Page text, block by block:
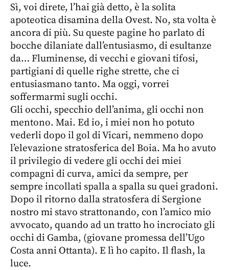
Sì, voi direte, l’hai già detto, è la solita
apoteotica disamina della Ovest. No, sta volta è
ancora di più. Su queste pagine ho parlato di
bocche dilaniate dall’entusiasmo, di esultanze
da… Fluminense, di vecchi e giovani tifosi,
partigiani di quelle righe strette, che ci
entusiasmano tanto. Ma oggi, vorrei
soffermarmi sugli occhi.
Gli occhi, specchio dell’anima, gli occhi non
mentono. Mai. Ed io, i miei non ho potuto
vederli dopo il gol di Vicari, nemmeno dopo
l’elevazione stratosferica del Boia. Ma ho avuto
il privilegio di vedere gli occhi dei miei
compagni di curva, amici da sempre, per
sempre incollati spalla a spalla su quei gradoni.
Dopo il ritorno dalla stratosfera di Sergione
nostro mi stavo strattonando, con l’amico mio
avvocato, quando ad un tratto ho incrociato gli
occhi di Gamba, (giovane promessa dell’Ugo
Costa anni Ottanta). E lì ho capito. Il flash, la
luce.